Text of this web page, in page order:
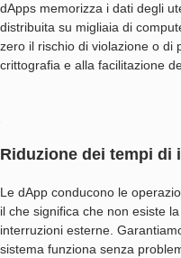
dApps memorizza i dati degli
distribuita su migliaia di
zero il rischio di violazione o di
crittografia e alla facilitazione
Riduzione dei tempi di
Le dApp conducono le
il che significa che non esiste
interruzioni esterne.
sistema funziona senza